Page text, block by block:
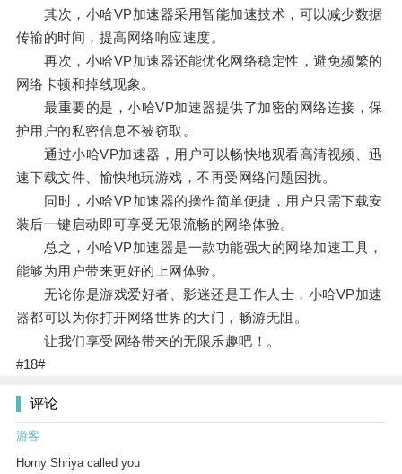
其次，小哈VP加速器采用智能加速技术，可以减少数据
传输的时间，提高网络响应速度。
再次，小哈VP加速器还能优化网络稳定性，避免频繁的
网络卡顿和掉线现象。
最重要的是，小哈VP加速器提供了加密的网络连接，保
护用户的私密信息不被窃取。
通过小哈VP加速器，用户可以畅快地观看高清视频、迅
速下载文件、愉快地玩游戏，不再受网络问题困扰。
同时，小哈VP加速器的操作简单便捷，用户只需下载安
装后一键启动即可享受无限流畅的网络体验。
总之，小哈VP加速器是一款功能强大的网络加速工具，
能够为用户带来更好的上网体验。
无论你是游戏爱好者、影迷还是工作人士，小哈VP加速
器都可以为你打开网络世界的大门，畅游无阻。
让我们享受网络带来的无限乐趣吧！。
#18#
评论
游客
Horny Shriya called you